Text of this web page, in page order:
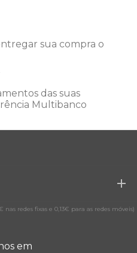
sua compra o
das suas
Multibanco
redes fixas e 0,13€ para as redes móveis)
em